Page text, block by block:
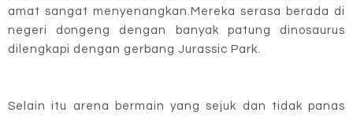
amat sangat menyenangkan.Mereka serasa berada di
negeri dongeng dengan banyak patung dinosaurus
dilengkapi dengan gerbang Jurassic Park.
Selain itu arena bermain yang sejuk dan tidak panas